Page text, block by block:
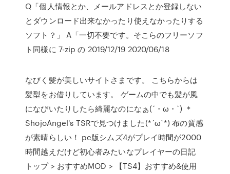
Q「個人情報とか、メールアドレスとか登録しない
とダウンロード出来なかったり使えなかったりする
ソフト？」 A「一切不要です。そこらのフリーソフ
ト同様に 7-zip の 2019/12/19 2020/06/18
なびく髪が美しいサイトさまです。 こちらからは
髪型をお借りしています。 ゲームの中でも髪が風
になびいたりしたら綺麗なのになぁ(´・ω・`) ＊
ShojoAngel's TSRで見つけました(*´ω`*) 布の質感
が素晴らしい！ pc版シムズ4がプレイ時間が2000
時間越えだけど初心者みたいなプレイヤーの日記
トップ > おすすめMOD > 【TS4】おすすめ&使用